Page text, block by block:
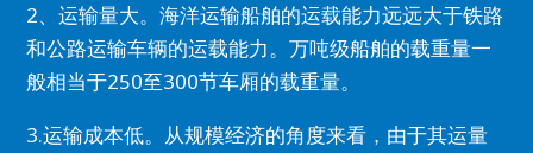
2、运输量大。海洋运输船舶的运载能力远远大于铁路
和公路运输车辆的运载能力。万吨级船舶的载重量一
般相当于250至300节车厢的载重量。
3.运输成本低。 从规模经济的角度来看，由于其运量